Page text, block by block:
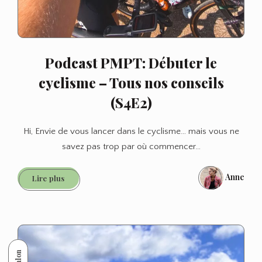
Podcast PMPT: Débuter le
cyclisme – Tous nos conseils
(S4E2)
Hi, Envie de vous lancer dans le cyclisme… mais vous ne
savez pas trop par où commencer…
Lire plusPodcast
PMPT:
Tous
Anne